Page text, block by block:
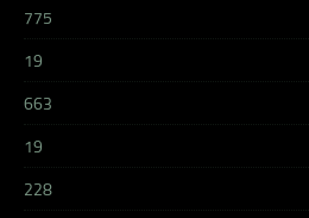
775
19
663
19
228